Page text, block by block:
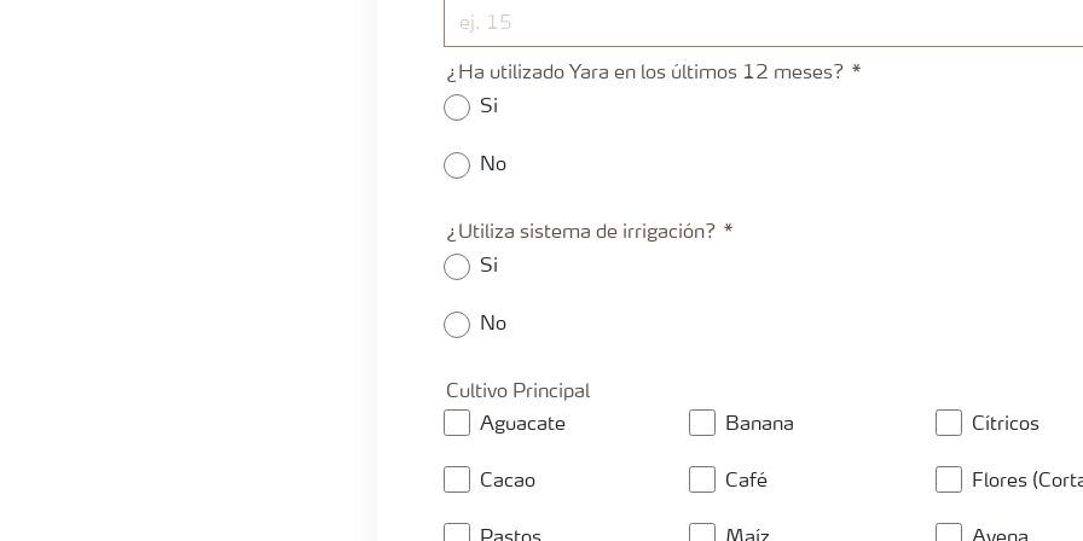
¿Ha utilizado Yara en los últimos 12 meses?
Si
No
¿Utiliza sistema de irrigación?
Si
No
Cultivo Principal
Aguacate
Banana Cítricos
Cacao Café Flores